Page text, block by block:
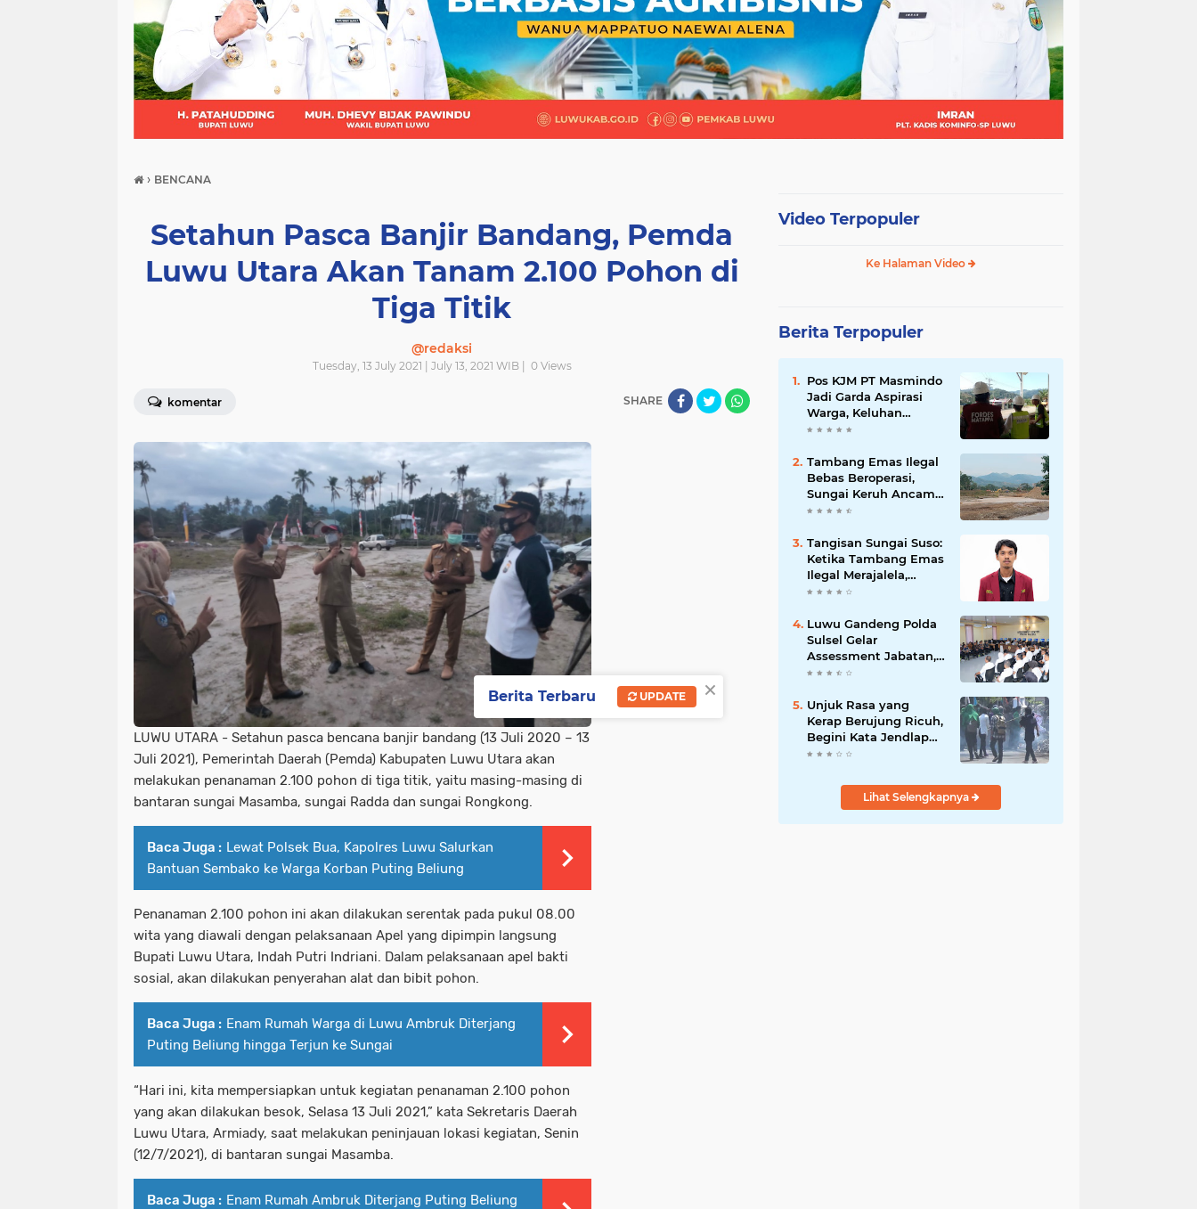
(21) (9) (7)
› BENCANA
Setahun Pasca Banjir Bandang, Pemda
Luwu Utara Akan Tanam 2.100 Pohon di
Tiga Titik
@redaksi
Tuesday, 13 July 2021 | July 13, 2021 WIB | 0Views
komentar SHARE
LUWU UTARA - Setahun pasca bencana banjir bandang (13 Juli 2020 – 13
Juli 2021), Pemerintah Daerah (Pemda) Kabupaten Luwu Utara akan
melakukan penanaman 2.100 pohon di tiga titik, yaitu masing-masing di
bantaran sungai Masamba, sungai Radda dan sungai Rongkong.
Baca Juga : Lewat Polsek Bua, Kapolres Luwu Salurkan
Bantuan Sembako ke Warga Korban Puting Beliung
Penanaman 2.100 pohon ini akan dilakukan serentak pada pukul 08.00
wita yang diawali dengan pelaksanaan Apel yang dipimpin langsung
Bupati Luwu Utara, Indah Putri Indriani. Dalam pelaksanaan apel bakti
sosial, akan dilakukan penyerahan alat dan bibit pohon.
Baca Juga : Enam Rumah Warga di Luwu Ambruk Diterjang
Puting Beliung hingga Terjun ke Sungai
“Hari ini, kita mempersiapkan untuk kegiatan penanaman 2.100 pohon
yang akan dilakukan besok, Selasa 13 Juli 2021,” kata Sekretaris Daerah
Luwu Utara, Armiady, saat melakukan peninjauan lokasi kegiatan, Senin
(12/7/2021), di bantaran sungai Masamba.
Baca Juga : Enam Rumah Ambruk Diterjang Puting Beliung
Video Terpopuler
Ke Halaman Video
Berita Terpopuler
Pos KJM PT Masmindo
Jadi Garda Aspirasi
Warga, Keluhan
Ditangani Maksimal
Tambang Emas Ilegal
Bebas Beroperasi,
Sungai Keruh Ancam
Sawah dan Air Bersih
Tangisan Sungai Suso:
Ketika Tambang Emas
Ilegal Merajalela,
Negara Seolah
Luwu Gandeng Polda
Sulsel Gelar
Assessment Jabatan,
Perkuat Penempatan
Kompetensi
Unjuk Rasa yang
Kerap Berujung Ricuh,
Begini Kata Jendlap
API
Lihat Selengkapnya
×
Berita Terbaru UPDATE